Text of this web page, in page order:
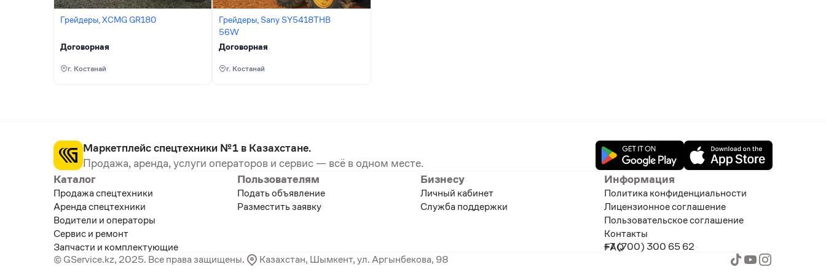
Грейдеры, XCMG GR180
Договорная
г. Костанай
Грейдеры, Sany SY5418THB
56W
Договорная
г. Костанай
Маркетплейс спецтехники №1 в Казахстане.
Продажа, аренда, услуги операторов и сервис — всё в одном месте.
Каталог
Продажа спецтехники
Аренда спецтехники
Водители и операторы
Сервис и ремонт
Запчасти и комплектующие
Пользователям
Подать объявление
Разместить заявку
Бизнесу
Личный кабинет
Служба поддержки
Информация
Политика конфиденциальности
Лицензионное соглашение
Пользовательское соглашение
Контакты
FAQ
+7 (700) 300 65 62
© GService.kz, 2025. Все права защищены.
Казахстан, Шымкент, ул. Аргынбекова, 98